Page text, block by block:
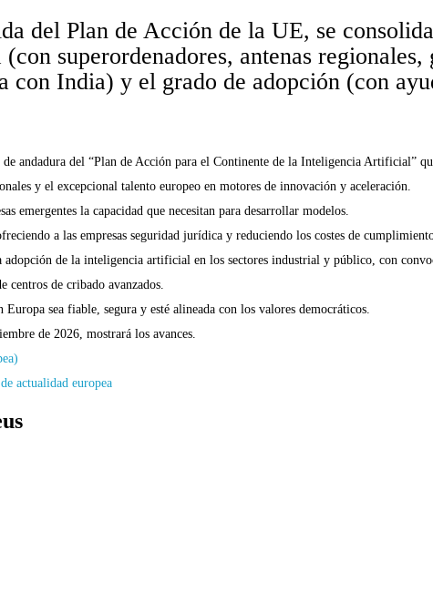
del Plan de Acción de la UE, se
superordenadores, antenas
con India) y el grado de adopción (con
andadura del “Plan de Acción para el Continente de la Inteligencia Artificial”
y el excepcional talento europeo en motores de innovación y aceleración.
emergentes la capacidad que necesitan para desarrollar modelos.
a las empresas seguridad jurídica y reduciendo los costes de
de la inteligencia artificial en los sectores industrial y público, con
centros de cribado avanzados.
sea fiable, segura y esté alineada con los valores democráticos.
de 2026, mostrará los avances.
actualidad europea